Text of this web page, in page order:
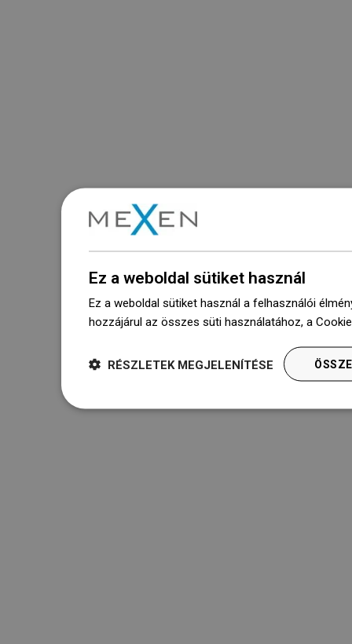
Ez a weboldal sütiket használ
Ez a weboldal sütiket használ a felhasználói
hozzájárul az összes süti használatához, a
RÉSZLETEK MEGJELENÍTÉSE